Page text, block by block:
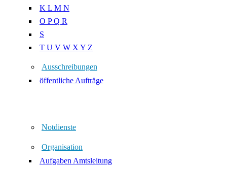
K L M N
O P Q R
S
T U V W X Y Z
Ausschreibungen
öffentliche Aufträge
Notdienste
Organisation
Aufgaben Amtsleitung